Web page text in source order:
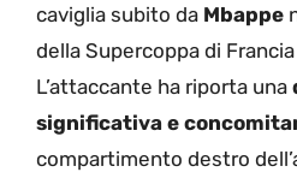
caviglia subito da Mbappe
della Supercoppa di
L’attaccante ha riporta una
significativa e
compartimento destro